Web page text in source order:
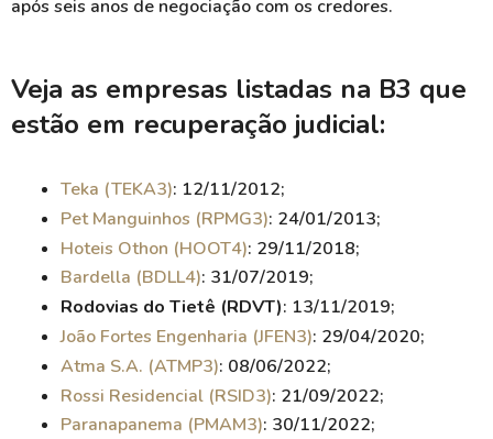
após seis anos de negociação com os credores.
Veja as empresas listadas na B3 que
estão em recuperação judicial:
Teka (TEKA3): 12/11/2012;
Pet Manguinhos (RPMG3): 24/01/2013;
Hoteis Othon (HOOT4): 29/11/2018;
Bardella (BDLL4): 31/07/2019;
Rodovias do Tietê (RDVT): 13/11/2019;
João Fortes Engenharia (JFEN3): 29/04/2020;
Atma S.A. (ATMP3): 08/06/2022;
Rossi Residencial (RSID3): 21/09/2022;
Paranapanema (PMAM3): 30/11/2022;